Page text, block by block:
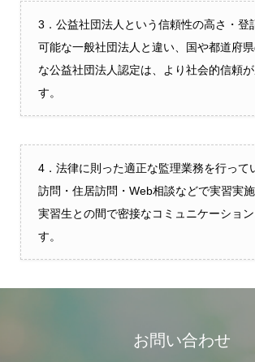
3．公益社団法人という信頼性の高さ・登
可能な一般社団法人と違い、国や都道府
な公益社団法人認定は、より社会的信頼
す。
4．法律に則った適正な監理業務を行って
訪問・住居訪問・Web相談などで実習実
実習生との間で密接なコミュニケーショ
す。
お問い合わせ